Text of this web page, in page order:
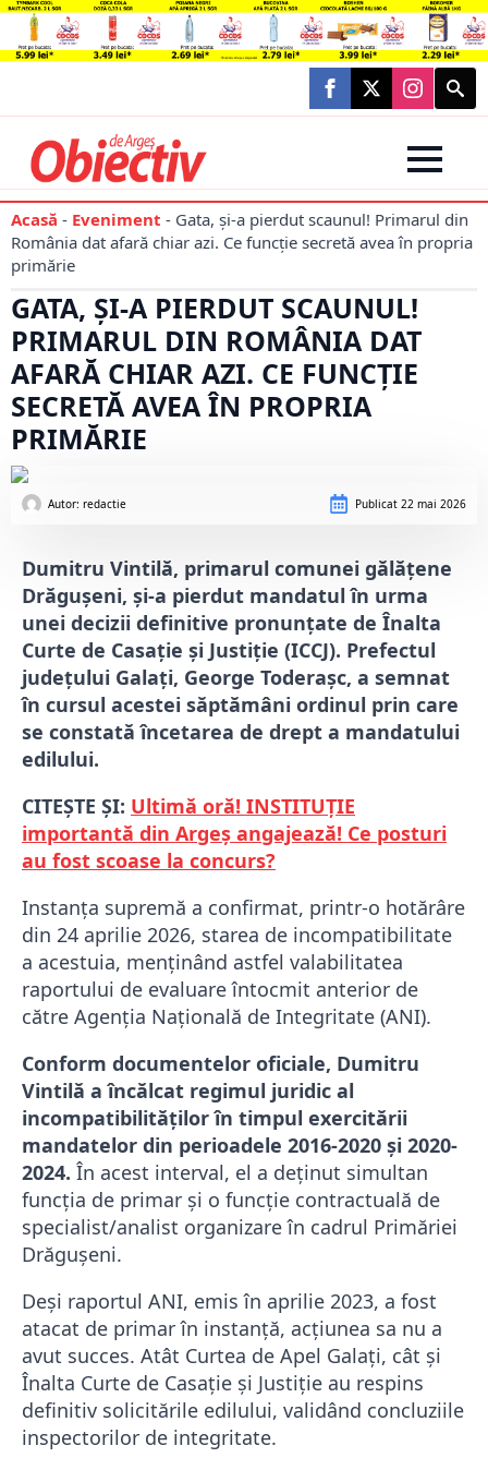
Search
for:
Acasă - Eveniment - Gata, și-a pierdut scaunul! Primarul din
România dat afară chiar azi. Ce funcție secretă avea în propria
primărie
GATA, ȘI-A PIERDUT SCAUNUL!
PRIMARUL DIN ROMÂNIA DAT
AFARĂ CHIAR AZI. CE FUNCȚIE
SECRETĂ AVEA ÎN PROPRIA
PRIMĂRIE
Autor: redactie Publicat 22 mai 2026
Dumitru Vintilă, primarul comunei gălăţene
Drăguşeni, și-a pierdut mandatul în urma
unei decizii definitive pronunțate de Înalta
Curte de Casaţie şi Justiţie (ICCJ). Prefectul
județului Galați, George Toderaşc, a semnat
în cursul acestei săptămâni ordinul prin care
se constată încetarea de drept a mandatului
edilului.
CITEȘTE ȘI: Ultimă oră! INSTITUȚIE
importantă din Argeș angajează! Ce posturi
au fost scoase la concurs?
Instanța supremă a confirmat, printr-o hotărâre
din 24 aprilie 2026, starea de incompatibilitate
a acestuia, menținând astfel valabilitatea
raportului de evaluare întocmit anterior de
către Agenţia Naţională de Integritate (ANI).
Conform documentelor oficiale, Dumitru
Vintilă a încălcat regimul juridic al
incompatibilităților în timpul exercitării
mandatelor din perioadele 2016-2020 şi 2020-
2024. În acest interval, el a deținut simultan
funcția de primar și o funcție contractuală de
specialist/analist organizare în cadrul Primăriei
Drăguşeni.
Deși raportul ANI, emis în aprilie 2023, a fost
atacat de primar în instanță, acțiunea sa nu a
avut succes. Atât Curtea de Apel Galaţi, cât şi
Înalta Curte de Casaţie şi Justiţie au respins
definitiv solicitările edilului, validând concluziile
inspectorilor de integritate.